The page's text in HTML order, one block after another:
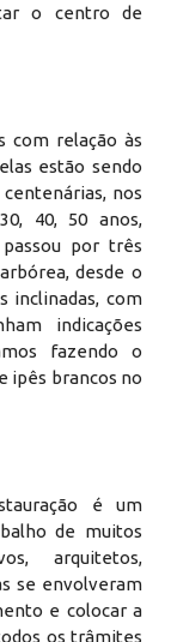
o centro de
com relação às
estão sendo
nos
40, 50 anos,
por três
desde o
inclinadas, com
indicações
fazendo o
ipês brancos no
é um
de muitos
arquitetos,
se envolveram
e colocar a
os trâmites